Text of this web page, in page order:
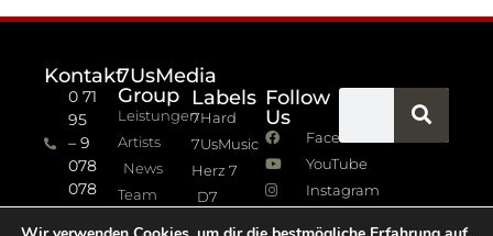
Kontakt
0 71
95
– 9
078
078
7UsMedia
Group
Leistungen
Artists
News
Team
Labels
7Hard
7UsMusic
Herz 7
D7
Follow
Us
Facebook
YouTube
Instagram